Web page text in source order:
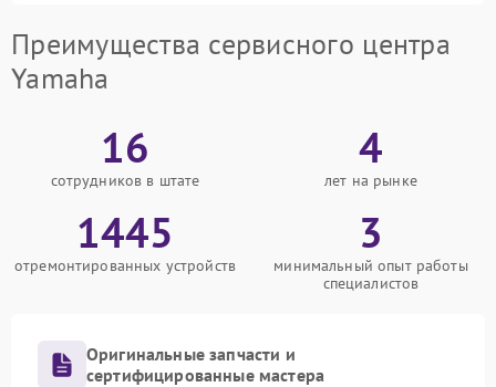
Преимущества сервисного центра
Yamaha
16
сотрудников в штате
4
лет на рынке
1445
отремонтированных устройств
3
минимальный опыт работы
специалистов
Оригинальные запчасти и
сертифицированные мастера